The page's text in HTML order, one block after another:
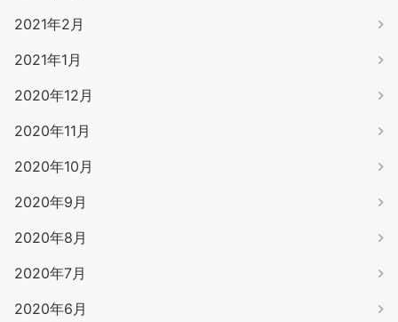
2021年2月
2021年1月
2020年12月
2020年11月
2020年10月
2020年9月
2020年8月
2020年7月
2020年6月